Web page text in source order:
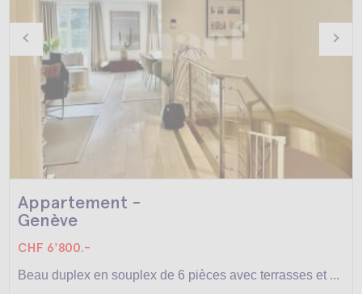
Appartement -
Genève
CHF 6'800.-
Beau duplex en souplex de 6 pièces avec terrasses et ...